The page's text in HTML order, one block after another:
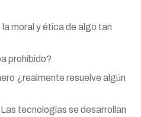
moral y ética de algo tan
prohibido?
¿realmente resuelve algún
tecnologías se desarrollan